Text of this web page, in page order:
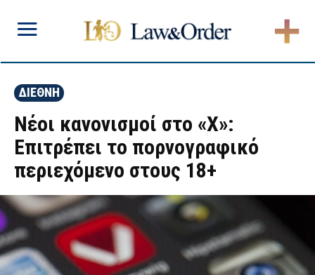
ΔΙΕΘΝΗ
Νέοι κανονισμοί στο «X»:
Επιτρέπει το πορνογραφικό
περιεχόμενο στους 18+